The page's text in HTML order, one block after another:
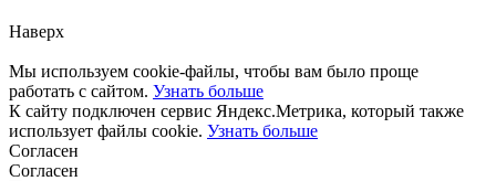
Наверх
Мы используем cookie-файлы, чтобы вам было проще
работать с сайтом. Узнать больше
К сайту подключен сервис Яндекс.Метрика, который также
использует файлы cookie. Узнать больше
Согласен
Согласен